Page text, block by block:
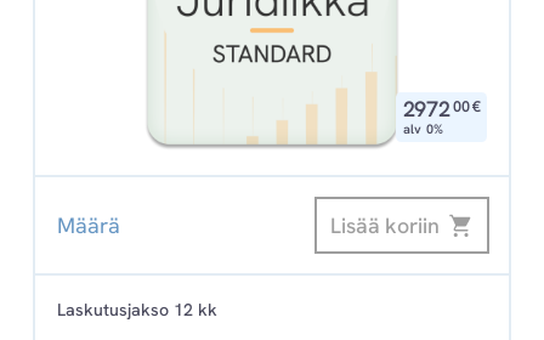
2972,00€
alv 0%
Määrä
Standard
/
Lisää koriin
Laskutusjakso 12 kk